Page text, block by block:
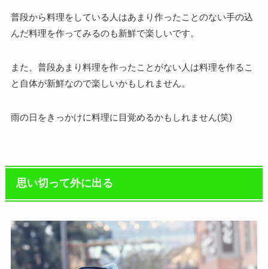
普段から料理をしている人はあまり作ったことのない手の込
んだ料理を作ってみるのも新鮮で楽しいです。
また、普段あまり料理を作ったことがない人は料理を作るこ
と自体が新鮮なので楽しいかもしれません。
雨の日をきっかけに料理に目覚めるかもしれません(笑)
思い切って外に出る